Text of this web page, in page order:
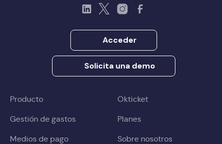
LinkedInTwitterInstagramFacebook
Acceder
Solicita una demo
Producto
Gestión de gastos
Medios de pago
Okticket
Planes
Sobre nosotros